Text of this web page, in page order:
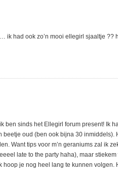
ik had ook zo’n mooi ellegirl sjaaltje ??
ben sinds het Ellegirl forum present! Ik
oud (ben ook bijna 30 inmiddels).
Want tips voor m’n geraniums zal ik
late to the party haha), maar
hoop je nog heel lang te kunnen volgen.